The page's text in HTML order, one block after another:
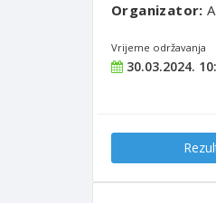
Organizator:
Vrijeme održavanja
30.03.2024.